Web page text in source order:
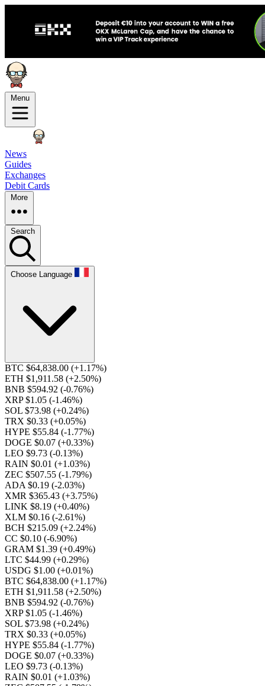
Menu
News
Guides
Exchanges
Debit Cards
More
Search
Choose Language
BTC $64,838.00 (+1.17%)
ETH $1,911.58 (+2.50%)
BNB $594.92 (-0.76%)
XRP $1.05 (-1.46%)
SOL $73.98 (+0.24%)
TRX $0.33 (+0.05%)
HYPE $55.84 (-1.77%)
DOGE $0.07 (+0.33%)
LEO $9.73 (-0.13%)
RAIN $0.01 (+1.03%)
ZEC $507.55 (-1.79%)
ADA $0.19 (-2.03%)
XMR $365.43 (+3.75%)
LINK $8.19 (+0.40%)
XLM $0.16 (-2.61%)
BCH $215.09 (+2.24%)
CC $0.10 (-6.90%)
GRAM $1.39 (+0.49%)
LTC $44.99 (+0.29%)
USDG $1.00 (+0.01%)
BTC $64,838.00 (+1.17%)
ETH $1,911.58 (+2.50%)
BNB $594.92 (-0.76%)
XRP $1.05 (-1.46%)
SOL $73.98 (+0.24%)
TRX $0.33 (+0.05%)
HYPE $55.84 (-1.77%)
DOGE $0.07 (+0.33%)
LEO $9.73 (-0.13%)
RAIN $0.01 (+1.03%)